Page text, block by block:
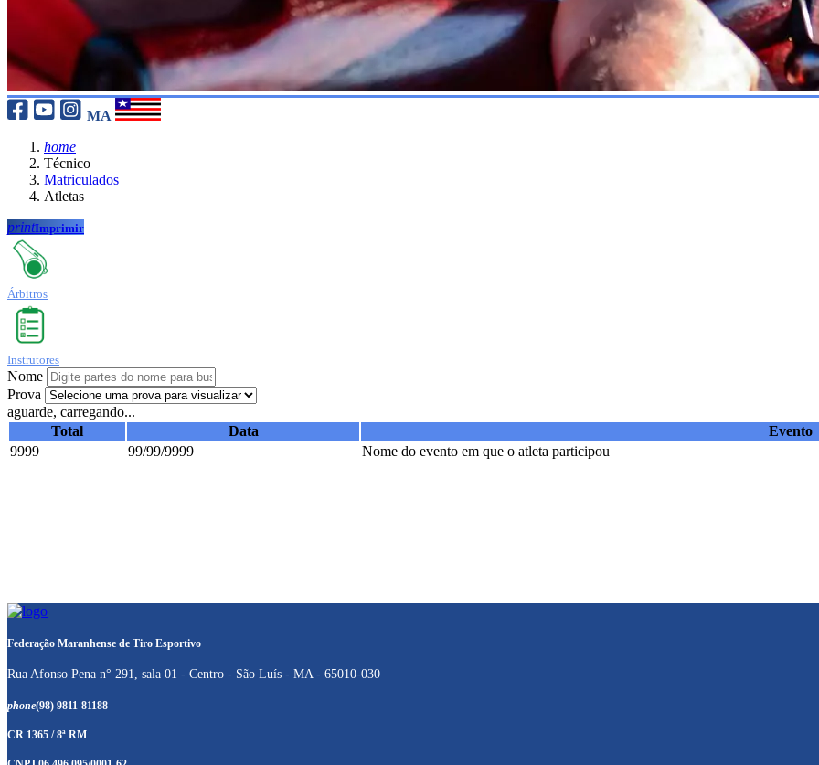
MA
home
Técnico
Matriculados
Atletas
printImprimir
Árbitros
Instrutores
Nome
Prova
aguarde, carregando...
Total
Data
Evento
9999
99/99/9999 Nome do evento em que o atleta participou
Federação Maranhense de Tiro Esportivo
Rua Afonso Pena n° 291, sala 01 - Centro - São Luís - MA - 65010-030
phone(98) 9811-81188
CR 1365 / 8ª RM